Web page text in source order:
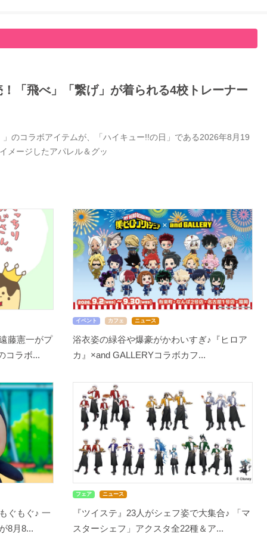
「飛べ」「繋げ」が着られる4校トレーナー
のコラボアイテムが、「ハイキュー!!の日」である2026年8月19
メージしたアパレル＆グッ
藤憲一がプ
コラボ...
イベント カフェ ニュース
浴衣姿の緑谷や爆豪がかわいすぎ♪『ヒロア
カ』×and GALLERYコラボカフ...
ぐもぐ♪ 一
8月8...
フェア ニュース
『ツイステ』23人がシェフ姿で大集合♪ 「マ
スターシェフ」アクスタ全22種＆ア...